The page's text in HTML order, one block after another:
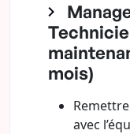
mois)
avec